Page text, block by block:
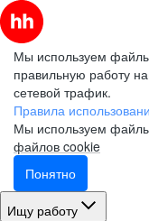
Мы используем
правильную работу
сетевой трафик.
Правила
Мы используем
файлов cookie
Понятно
Ищу работу